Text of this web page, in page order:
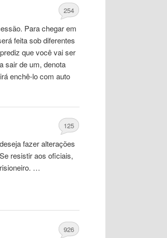
254
Para chegar em
feita sob diferentes
que você vai ser
sair de um, denota
enchê-lo com auto
125
fazer alterações
resistir aos oficiais,
…
926